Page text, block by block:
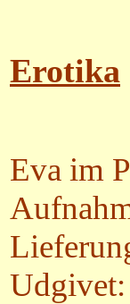
Erotika
Eva im